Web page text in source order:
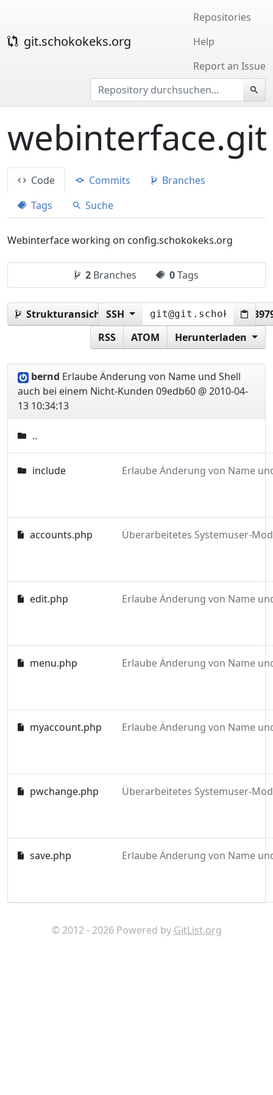
git.schokokeks.org
Repositories
Help
Report an Issue
webinterface.git
Code Commits
Branches
Tags
Suche
Webinterface working on config.schokokeks.org
2 Branches 0Tags
Strukturansicht:SSH
RSS
ATOM Herunterladen
bernd Erlaube Änderung von Name und Shell
auch bei einem Nicht-Kunden 09edb60 @ 2010-04-
13 10:34:13
..
include
accounts.php
edit.php
menu.php
myaccount.php
pwchange.php
save.php
© 2012 - 2026 Powered by GitList.org